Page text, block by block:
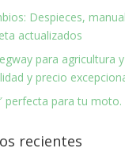
Despieces,
actualizados
para agricultura
y precio
perfecta para tu moto.
recientes